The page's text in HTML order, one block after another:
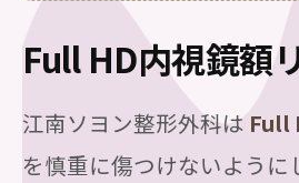
Full HD内視鏡額
江南ソヨン整形外科は Full
を慎重に傷つけないように